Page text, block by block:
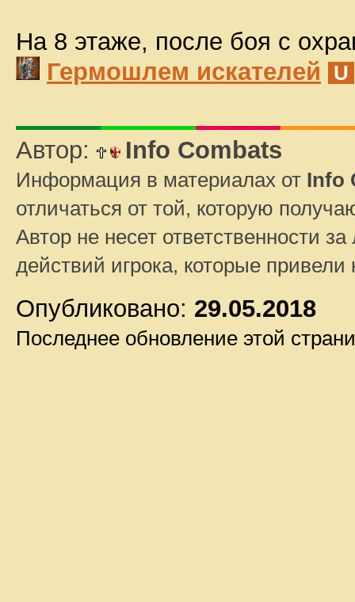
На 8 этаже, после боя с
Гермошлем искателей
U
Автор: Info Combats
Информация в материалах от Info
отличаться от той, которую
Автор не несет ответственности
действий игрока, которые
Опубликовано: 29.05.2018
Последнее обновление этой